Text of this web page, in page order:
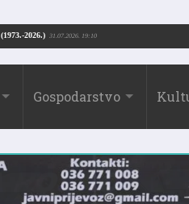
Drago Borić (1973.-2026.) 31.07.2026. 19:10
Gospodarstvo